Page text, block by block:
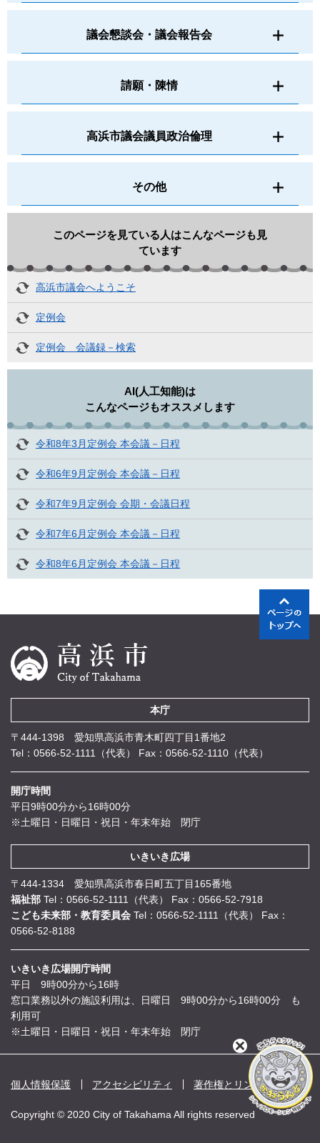
議会懇談会・議会報告会
請願・陳情
高浜市議会議員政治倫理
その他
このページを見ている人はこんなページも見
ています
高浜市議会へようこそ
定例会
定例会 会議録－検索
AI(人工知能)は
こんなページもオススメします
令和8年3月定例会 本会議－日程
令和6年9月定例会 本会議－日程
令和7年9月定例会 会期・会議日程
令和7年6月定例会 本会議－日程
令和8年6月定例会 本会議－日程
本庁
〒444-1398 愛知県高浜市青木町四丁目1番地2
Tel：0566-52-1111（代表）
Fax：0566-52-1110（代表）
開庁時間
平日9時00分から16時00分
※土曜日・日曜日・祝日・年末年始 閉庁
いきいき広場
〒444-1334 愛知県高浜市春日町五丁目165番地
福祉部 Tel：0566-52-1111（代表）
Fax：0566-52-7918
こども未来部・教育委員会 Tel：0566-52-1111（代表）
Fax：
0566-52-8188
いきいき広場開庁時間
平日 9時00分から16時
窓口業務以外の施設利用は、日曜日 9時00分から16時00分 も
利用可
※土曜日・日曜日・祝日・年末年始 閉庁
個人情報保護 アクセシビリティ 著作権とリンク
Copyright © 2020 City of Takahama All rights reserved
閉